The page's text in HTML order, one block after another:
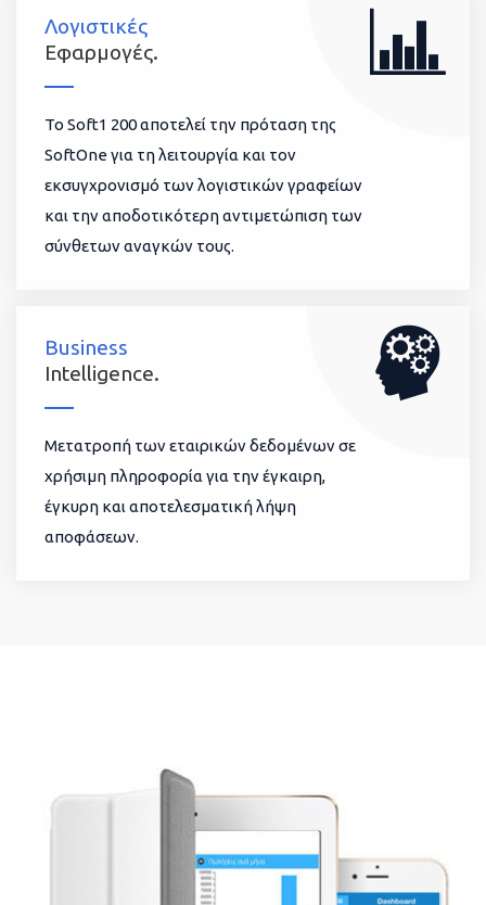
Λογιστικές
Εφαρμογές.
To Soft1 200 αποτελεί την πρόταση της
SoftOne για τη λειτουργία και τον
εκσυγχρονισμό των λογιστικών γραφείων
και την αποδοτικότερη αντιμετώπιση των
σύνθετων αναγκών τους.
Business
Intelligence.
Μετατροπή των εταιρικών δεδομένων σε
χρήσιμη πληροφορία για την έγκαιρη,
έγκυρη και αποτελεσματική λήψη
αποφάσεων.